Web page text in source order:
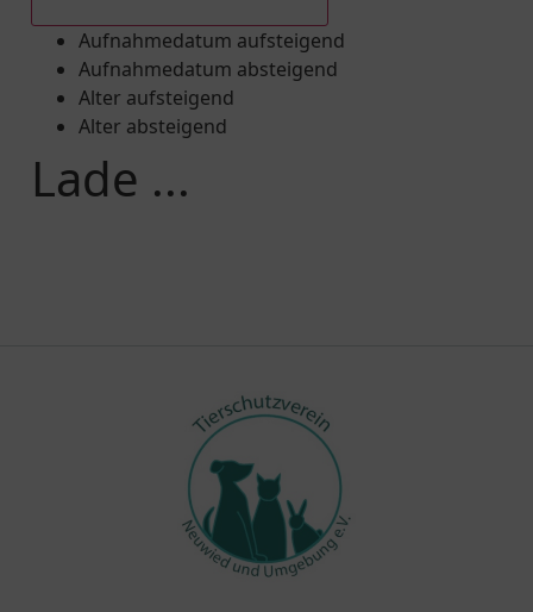
Aufnahmedatum aufsteigend
Aufnahmedatum absteigend
Alter aufsteigend
Alter absteigend
Lade ...